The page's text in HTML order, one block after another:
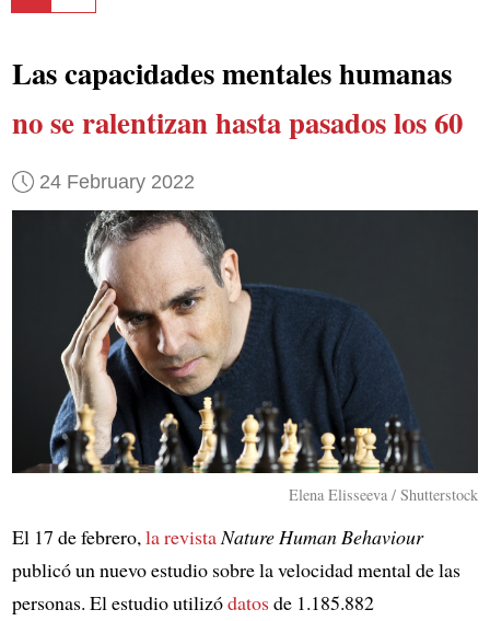
Las capacidades mentales humanas
no se ralentizan hasta pasados los 60
24 February 2022
Elena Elisseeva / Shutterstock
El 17 de febrero, la revista Nature Human Behaviour
publicó un nuevo estudio sobre la velocidad mental de las
personas. El estudio utilizódatosde 1.185.882